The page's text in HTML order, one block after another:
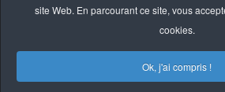
site Web. En parcourant ce site, vous
cookies.
Ok, j'ai compris !